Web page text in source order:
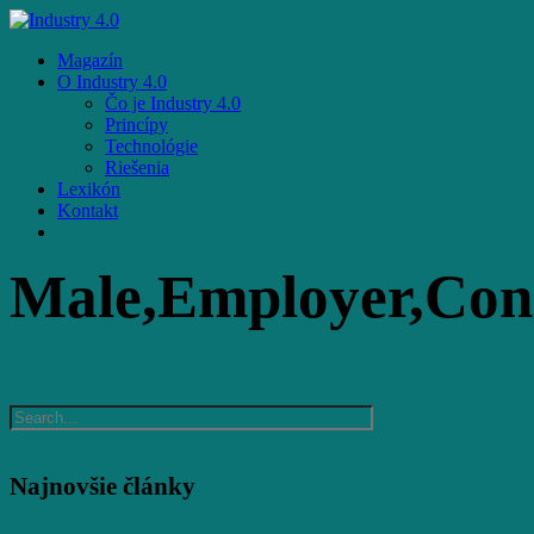
Skip
main
content
Menu
Magazín
O Industry 4.0
Čo je Industry 4.0
Princípy
Technológie
Riešenia
Lexikón
Kontakt
Najnovšie články